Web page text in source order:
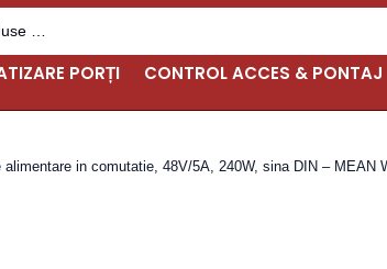
PORȚI CONTROL ACCES & PONTAJ
alimentare in comutatie, 48V/5A, 240W, sina DIN – MEAN